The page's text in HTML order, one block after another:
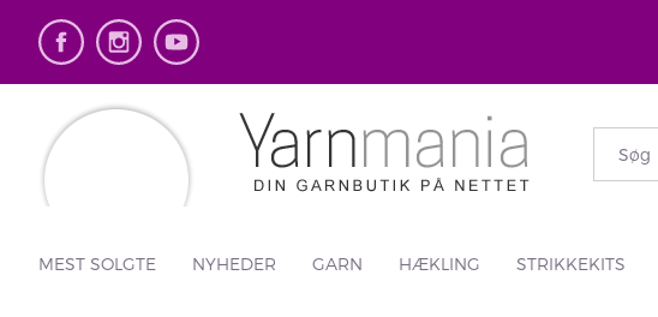
MEST SOLGTE NYHEDER GARN HÆKLING STRIKKEKITS